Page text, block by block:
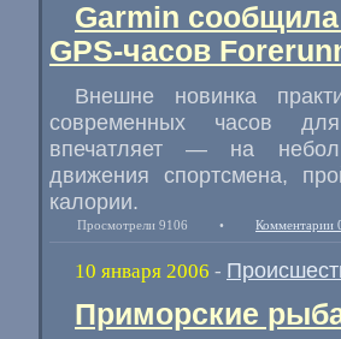
Garmin
GPS-часов
Внешне новинка
современных часов
впечатляет — на
движения спортсмена,
калории.
Просмотрели 9106 • Комментарии
10 января 2006 -
Приморские